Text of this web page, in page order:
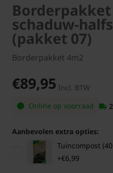
Borderpakket
schaduw-
(pakket 07)
Borderpakket 4m2
€89,95 Incl. BTW
Online op voorraad
Aanbevolen extra opties:
Tuincompost
+€6,99